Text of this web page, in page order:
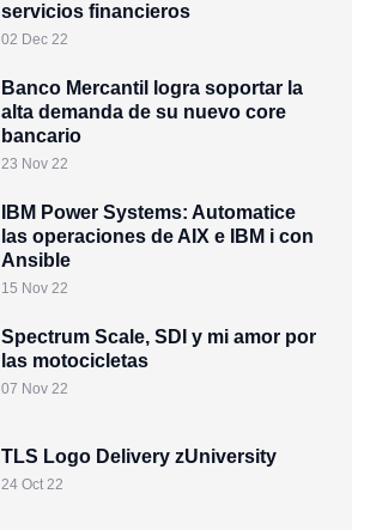
servicios financieros
02 Dec 22
Banco Mercantil logra soportar la
alta demanda de su nuevo core
bancario
23 Nov 22
IBM Power Systems: Automatice
las operaciones de AIX e IBM i con
Ansible
15 Nov 22
Spectrum Scale, SDI y mi amor por
las motocicletas
07 Nov 22
TLS Logo Delivery zUniversity
24 Oct 22